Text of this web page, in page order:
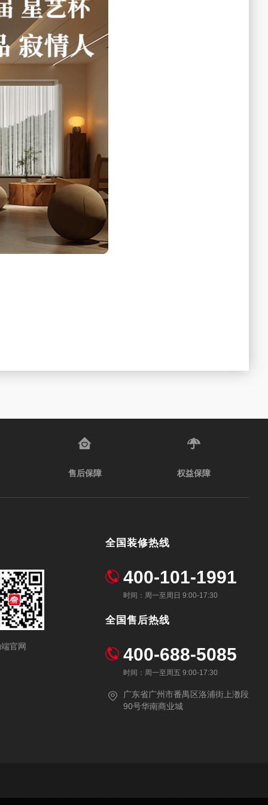
售后保障 权益保障
官网
全国装修热线
400-101-1991
时间：周一至周日 9:00-17:30
全国售后热线
400-688-5085
时间：周一至周五 9:00-17:30
广东省广州市番禺区洛浦街上漖段
90号华南商业城